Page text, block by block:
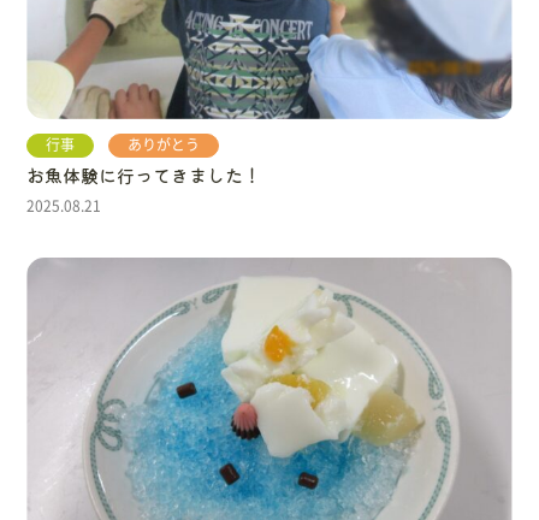
行事 ありがとう
お魚体験に行ってきました！
2025.08.21